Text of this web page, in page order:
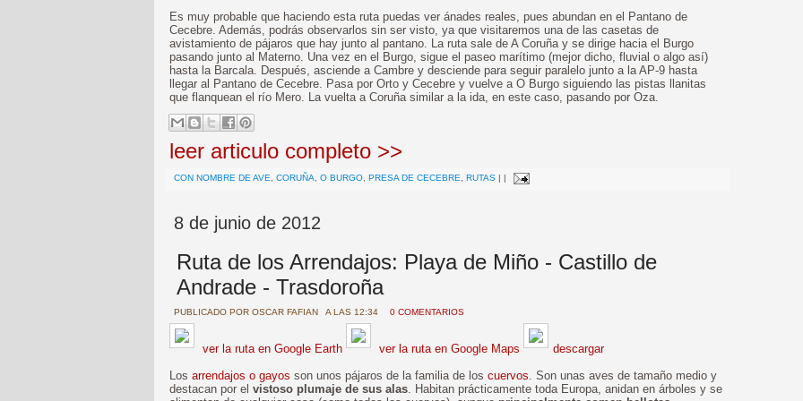
Es muy probable que haciendo esta ruta puedas ver ánades reales, pues abundan en el Pantano de
Cecebre. Además, podrás observarlos sin ser visto, ya que visitaremos una de las casetas de
avistamiento de pájaros que hay junto al pantano. La ruta sale de A Coruña y se dirige hacia el Burgo
pasando junto al Materno. Una vez en el Burgo, sigue el paseo marítimo (mejor dicho, fluvial o algo así)
hasta la Barcala. Después, asciende a Cambre y desciende para seguir paralelo junto a la AP-9 hasta
llegar al Pantano de Cecebre. Pasa por Orto y Cecebre y vuelve a O Burgo siguiendo las pistas llanitas
que flanquean el río Mero. La vuelta a Coruña similar a la ida, en este caso, pasando por Oza.
leer articulo completo >>
CON NOMBRE DE AVE CORUÑA O BURGO PRESA DE CECEBRE RUTAS | |
8 de junio de 2012
Ruta de los Arrendajos: Playa de Miño - Castillo de
Andrade - Trasdoroña
PUBLICADO POR OSCAR FAFIAN A LAS 12:34 0 COMENTARIOS
ver la ruta en Google Earth ver la ruta en Google Maps
descargar
Los arrendajos o gayos son unos pájaros de la familia de los cuervos. Son unas aves de tamaño medio y
destacan por el vistoso plumaje de sus alas. Habitan prácticamente toda Europa, anidan en árboles y se